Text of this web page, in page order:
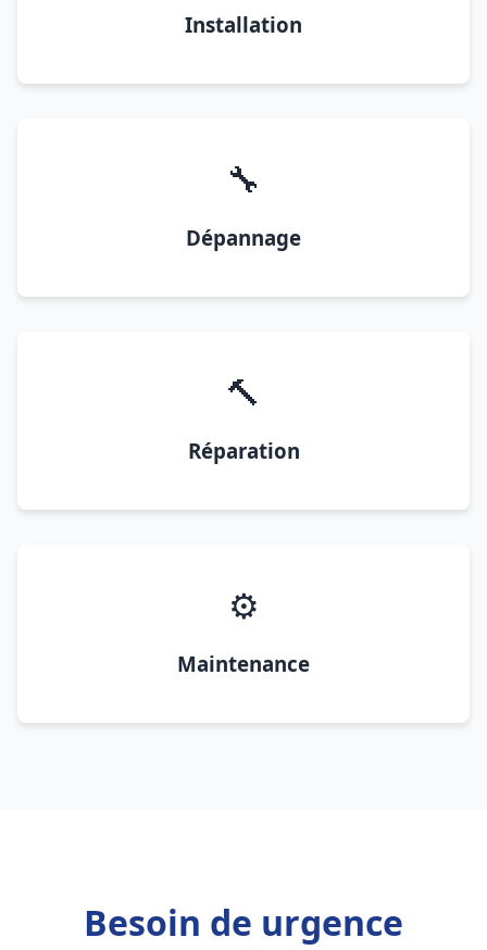
Installation
🔧
Dépannage
🔨
Réparation
⚙️
Maintenance
Besoin de urgence